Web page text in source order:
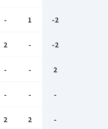
- 1 -2
2 - -2
- - 2
- - -
2 2 -